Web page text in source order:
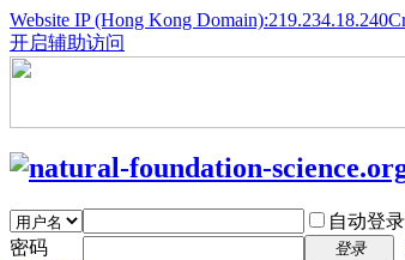
Website IP (Hong Kong Domain):219.234.18.240
开启辅助访问
自动登录
密码
登录